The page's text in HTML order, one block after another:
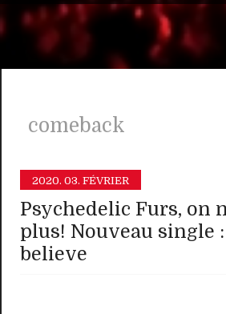
comeback
2020. 03. FÉVRIER
Psychedelic Furs, on
plus! Nouveau single
believe